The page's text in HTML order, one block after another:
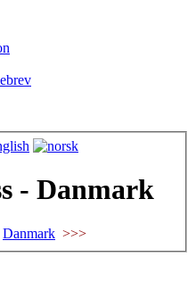
Campingplass - Danmark
Danmark